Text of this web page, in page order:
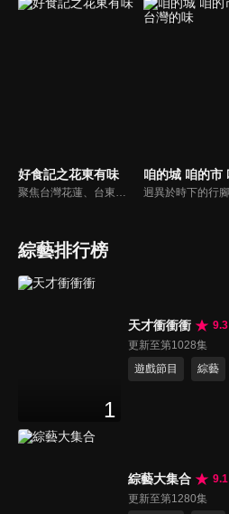
好食記之花東有味
聚焦台灣花蓮、台東地區（簡稱「花東」）的地域美食文化紀錄片，以「探尋山海滋味，講述人情故事」為核心。影片通過花東地區的特色食材、傳統手工藝和市井煙火，展現台灣東部獨特的自然饋贈與人文精神，傳遞「食物即生活，滋味即人生」的理念。
綜藝排行榜
1
天才衝衝衝
9.3
更新至第1028集
遊戲節目
綜藝
綜藝大集合
9.1
更新至第1280集